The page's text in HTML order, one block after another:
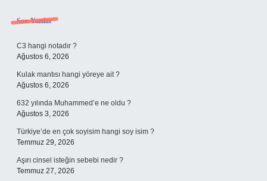
Sidebar
Son Yazılar
C3 hangi notadır ?
Ağustos 6, 2026
Kulak mantısı hangi yöreye ait ?
Ağustos 6, 2026
632 yılında Muhammed’e ne oldu ?
Ağustos 3, 2026
Türkiye’de en çok soyisim hangi soy isim ?
Temmuz 29, 2026
Aşırı cinsel isteğin sebebi nedir ?
Temmuz 27, 2026